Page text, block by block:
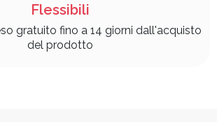
Flessibili
gratuito fino a 14 giorni dall'acquisto
del prodotto